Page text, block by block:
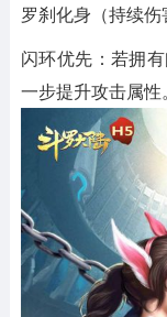
罗刹化身（持续伤
闪环优先：若拥
一步提升攻击属性。